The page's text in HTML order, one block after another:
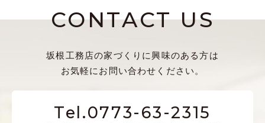
CONTACT US
坂根工務店の家づくりに興味のある方は
お気軽にお問い合わせください。
Tel.0773-63-2315